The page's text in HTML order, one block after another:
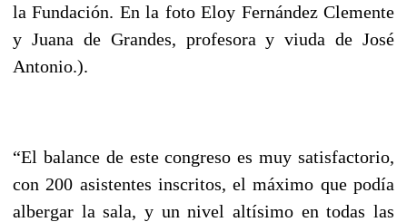
la Fundación. En la foto Eloy Fernández Clemente
y Juana de Grandes, profesora y viuda de José
Antonio.).
“El balance de este congreso es muy satisfactorio,
con 200 asistentes inscritos, el máximo que podía
albergar la sala, y un nivel altísimo en todas las